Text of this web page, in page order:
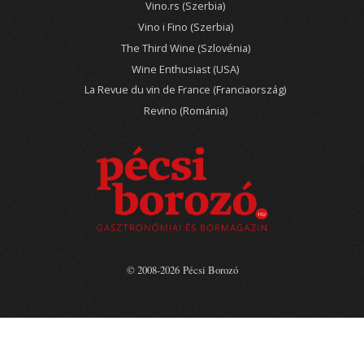
Vino.rs (Szerbia)
Vino i Fino (Szerbia)
The Third Wine (Szlovénia)
Wine Enthusiast (USA)
La Revue du vin de France (Franciaország)
Revino (Románia)
© 2008-2026 Pécsi Borozó